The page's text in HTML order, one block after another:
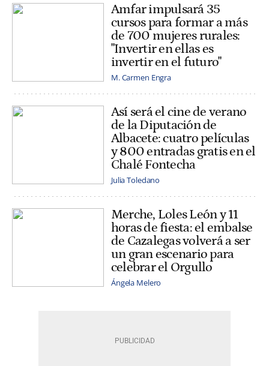
Amfar impulsará 35
cursos para formar a más
de 700 mujeres rurales:
"Invertir en ellas es
invertir en el futuro"
M. Carmen Engra
Así será el cine de verano
de la Diputación de
Albacete: cuatro películas
y 800 entradas gratis en el
Chalé Fontecha
Julia Toledano
Merche, Loles León y 11
horas de fiesta: el embalse
de Cazalegas volverá a ser
un gran escenario para
celebrar el Orgullo
Ángela Melero